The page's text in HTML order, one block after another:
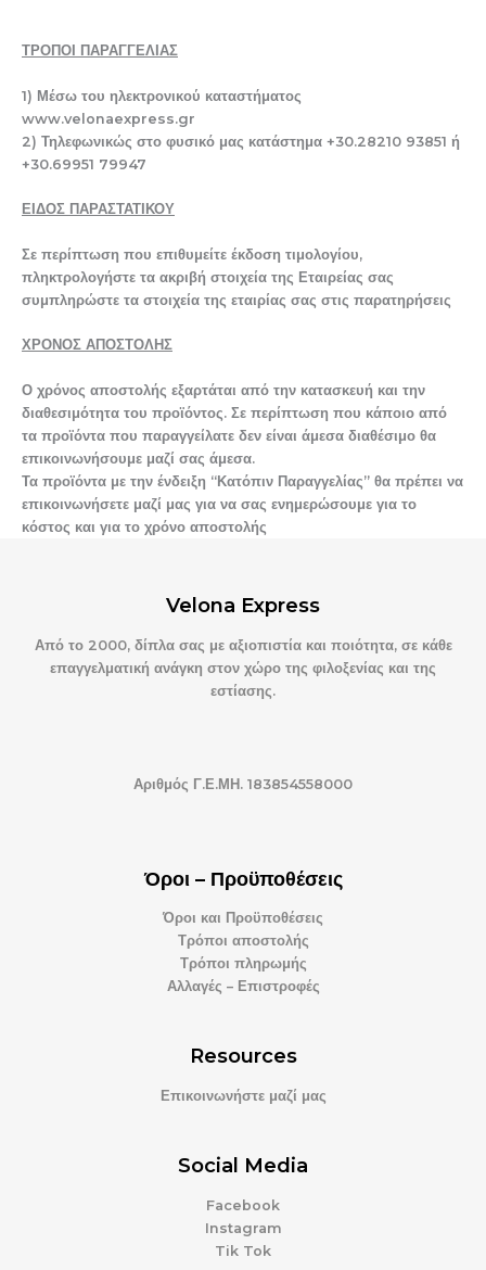
ΤΡΟΠΟΙ ΠΑΡΑΓΓΕΛΙΑΣ
1) Μέσω του ηλεκτρονικού καταστήματος
www.velonaexpress.gr
2) Τηλεφωνικώς στο φυσικό μας κατάστημα +30.28210 93851 ή
+30.69951 79947
ΕΙΔΟΣ ΠΑΡΑΣΤΑΤΙΚΟΥ
Σε περίπτωση που επιθυμείτε έκδοση τιμολογίου,
πληκτρολογήστε τα ακριβή στοιχεία της Εταιρείας σας
συμπληρώστε τα στοιχεία της εταιρίας σας στις παρατηρήσεις
ΧΡΟΝΟΣ ΑΠΟΣΤΟΛΗΣ
Ο χρόνος αποστολής εξαρτάται από την κατασκευή και την
διαθεσιμότητα του προϊόντος. Σε περίπτωση που κάποιο από
τα προϊόντα που παραγγείλατε δεν είναι άμεσα διαθέσιμο θα
επικοινωνήσουμε μαζί σας άμεσα.
Τα προϊόντα με την ένδειξη “Κατόπιν Παραγγελίας” θα πρέπει να
επικοινωνήσετε μαζί μας για να σας ενημερώσουμε για το
κόστος και για το χρόνο αποστολής
Velona Express
Από το 2000, δίπλα σας με αξιοπιστία και ποιότητα, σε κάθε
επαγγελματική ανάγκη στον χώρο της φιλοξενίας και της
εστίασης.
Αριθμός Γ.Ε.ΜΗ. 183854558000
Όροι – Προϋποθέσεις
Όροι και Προϋποθέσεις
Τρόποι αποστολής
Τρόποι πληρωμής
Αλλαγές – Επιστροφές
Resources
Επικοινωνήστε μαζί μας
Social Media
Facebook
Instagram
Tik Tok